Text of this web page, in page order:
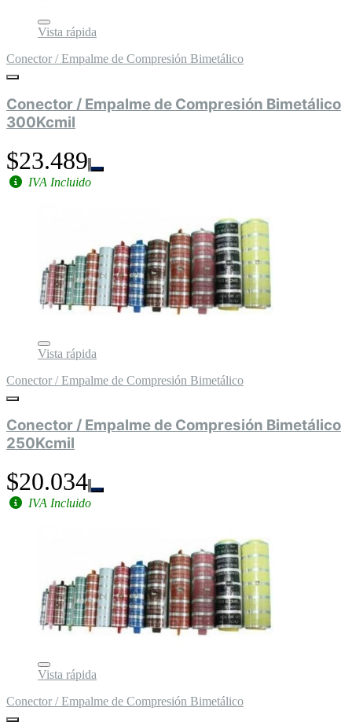
Vista rápida
Conector / Empalme de Compresión Bimetálico
Conector / Empalme de Compresión Bimetálico
300Kcmil
$23.489
IVA Incluido
Vista rápida
Conector / Empalme de Compresión Bimetálico
Conector / Empalme de Compresión Bimetálico
250Kcmil
$20.034
IVA Incluido
Vista rápida
Conector / Empalme de Compresión Bimetálico